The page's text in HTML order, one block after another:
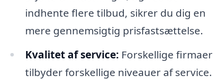
indhente flere tilbud, sikrer du dig en
mere gennemsigtig prisfastsættelse.
Kvalitet af service: Forskellige firmaer
tilbyder forskellige niveauer af service.